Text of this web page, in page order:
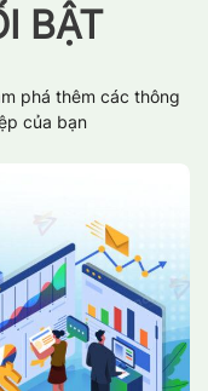
BẬT
phá thêm các thông
của bạn